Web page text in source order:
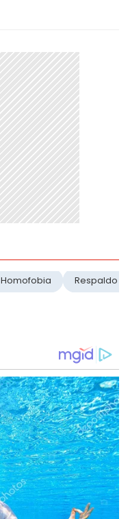
Homofobia Respaldo